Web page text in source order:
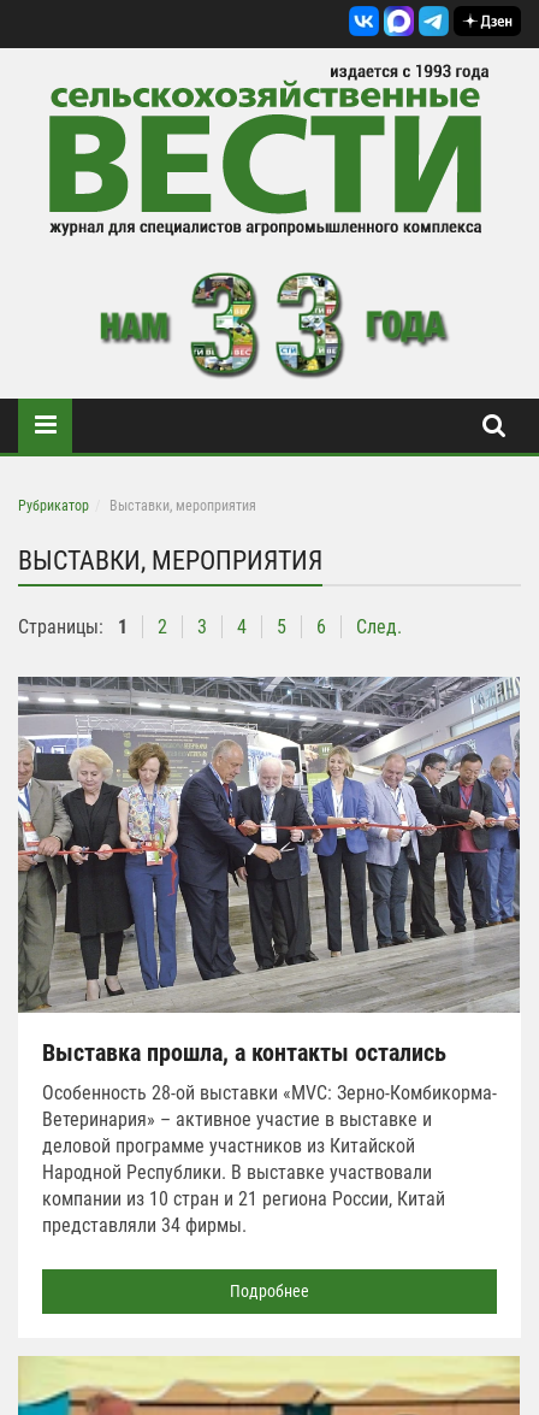
Рубрикатор Выставки, мероприятия
ВЫСТАВКИ, МЕРОПРИЯТИЯ
Страницы: 1 2 3 4 5 6 След.
Выставка прошла, а контакты остались
Особенность 28-ой выставки «MVC: Зерно-Комбикорма-
Ветеринария» – активное участие в выставке и
деловой программе участников из Китайской
Народной Республики. В выставке участвовали
компании из 10 стран и 21 региона России, Китай
представляли 34 фирмы.
Подробнее